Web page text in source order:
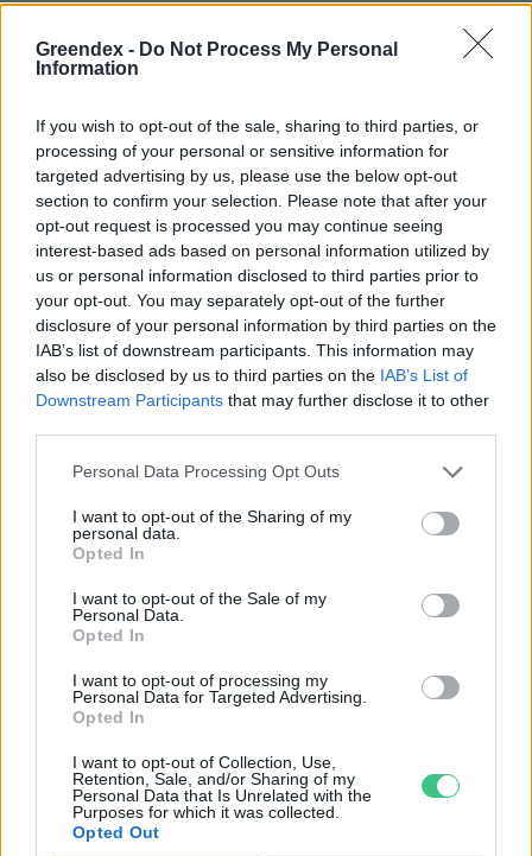
Greendex - Do Not Process My Personal
Information
If you wish to opt-out of the sale, sharing to third parties, or
processing of your personal or sensitive information for
targeted advertising by us, please use the below opt-out
section to confirm your selection. Please note that after your
opt-out request is processed you may continue seeing
interest-based ads based on personal information utilized by
us or personal information disclosed to third parties prior to
your opt-out. You may separately opt-out of the further
disclosure of your personal information by third parties on the
IAB’s list of downstream participants. This information may
also be disclosed by us to third parties on the IAB’s List of
Downstream Participants that may further disclose it to other
Personal Data Processing Opt Outs
I want to opt-out of the Sharing of my
personal data.
Opted In
I want to opt-out of the Sale of my
Personal Data.
Opted In
I want to opt-out of processing my
Personal Data for Targeted Advertising.
Opted In
I want to opt-out of Collection, Use,
Retention, Sale, and/or Sharing of my
Personal Data that Is Unrelated with the
Purposes for which it was collected.
Opted Out
is. A jó idő beköszöntével érdemes minél többet felkeresni.
Születésnapi programokkal várja a
hétvégén a közönséget a 160 éves
Fővárosi Állatkert
ÉLŐ BOLYGÓNK
Szedd magad őszibarack: itt vannak
a legjobb lelőhelyek!
SZEMLE
Négy éven belül valósággá válhatnak az
elektromos repülőjáratok Európában
KÖZLEKEDÉS